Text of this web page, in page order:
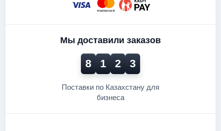
Мы доставили заказов
8 1 2 3
Поставки по Казахстану для
бизнеса